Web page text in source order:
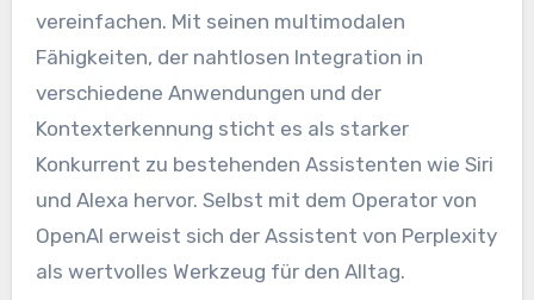
vereinfachen. Mit seinen multimodalen
Fähigkeiten, der nahtlosen Integration in
verschiedene Anwendungen und der
Kontexterkennung sticht es als starker
Konkurrent zu bestehenden Assistenten wie Siri
und Alexa hervor. Selbst mit dem Operator von
OpenAI erweist sich der Assistent von Perplexity
als wertvolles Werkzeug für den Alltag.